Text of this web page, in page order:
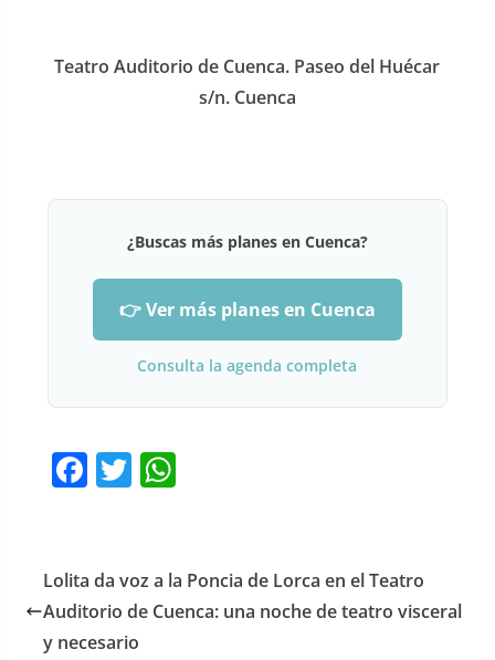
Teatro Auditorio de Cuenca. Paseo del Huécar
s/n. Cuenca
¿Buscas más planes en Cuenca?
👉 Ver más planes en Cuenca
Consulta la agenda completa
F
e
b
o
T
er
W
s
A
Lolita da voz a la Poncia de Lorca en el Teatro
Auditorio de Cuenca: una noche de teatro visceral
y necesario